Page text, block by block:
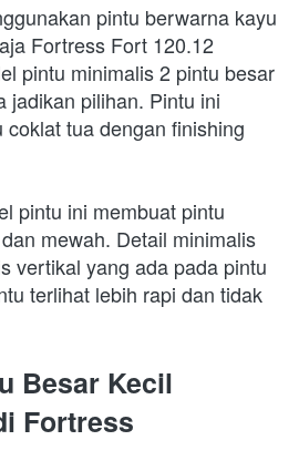
pintu berwarna kayu
Fortress Fort 120.12
pintu minimalis 2 pintu besar
jadikan pilihan. Pintu ini
tua dengan finishing
pintu ini membuat pintu
mewah. Detail minimalis
vertikal yang ada pada pintu
terlihat lebih rapi dan tidak
Besar Kecil
Fortress